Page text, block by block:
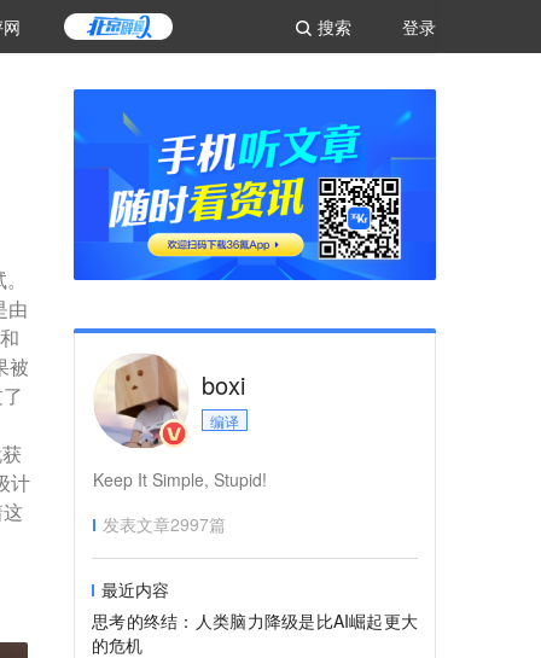
登录
搜索
由
被
计
boxi
编译
Keep It Simple, Stupid!
发表文章2997篇
最近内容
思考的终结：人类脑力降级是比AI崛起更大
的危机